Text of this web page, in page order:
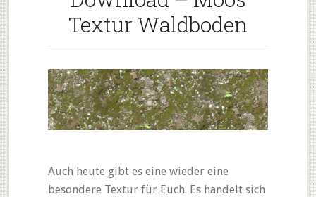
Textur Waldboden
Auch heute gibt es eine wieder eine
besondere Textur für Euch. Es handelt sich